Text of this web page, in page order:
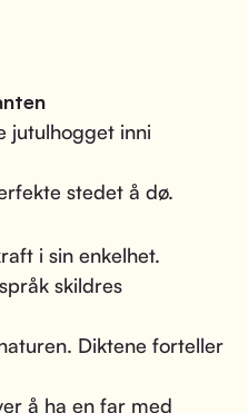
jutulhogget inni
stedet å dø.
i sin enkelhet.
skildres
Diktene forteller
å ha en far med